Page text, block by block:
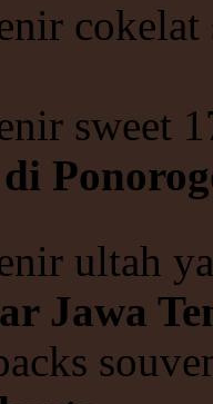
sweet
ultah
Jawa